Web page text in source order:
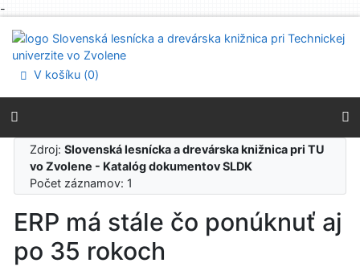
-
Prejsť na menu
Prehlásenie o webovej prístupnosti
V košíku (0)
Zdroj:Slovenská lesnícka a drevárska knižnica pri TU
vo Zvolene - Katalóg dokumentov SLDK
Počet záznamov: 1
ERP má stále čo ponúknuť aj
po 35 rokoch